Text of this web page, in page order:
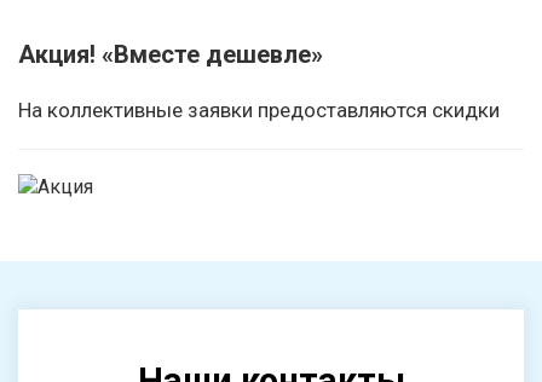
Акция! «Вместе дешевле»
На коллективные заявки предоставляются скидки